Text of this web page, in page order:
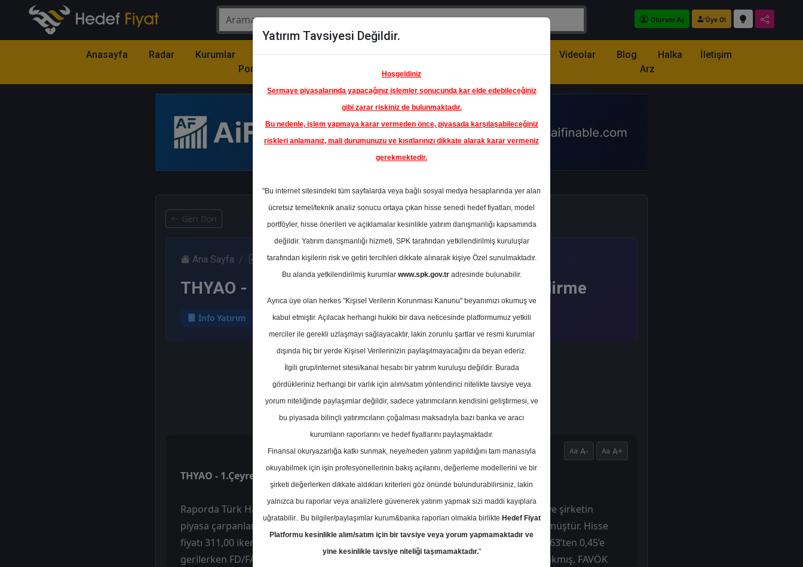
Oturum Aç Üye Ol
Anasayfa Radar Kurumlar
Model
Portföy
Hisse
Öne
Çıkanlar
Raporlar Partnerlerimiz Videolar Blog
Halka
Arz
İletişim
Geri Dön
Ana Sayfa Raporlar İnfo Yatırım Rapor Detay
THYAO - 1.Çeyrek Grafiklerle Finansal Değerlendirme
İnfo Yatırım 30 Nisan 2026
A- A+
THYAO - 1.Çeyrek Grafiklerle Finansal Değerlendirme
Raporda Türk Hava Yolları için 2026/03 dönemi verileri çeyreklik olarak sunulmuş ve şirketin
piyasa çarpanlarında belirgin bir iyileşme ile birlikte kârlılığında toparlanma görülmüştür. Hisse
fiyatı 311,00 iken 2026/03 için 314,50 olarak yer almış, F/K 3,79’dan 3,34’e, PD/DD 0,63’ten 0,45’e
gerilerken FD/FAVÖK 5,17’den 5,70’e yükselmiştir. Net borç/FAVÖK 2,51’den 3,13’e çıkmış, FAVÖK
Yatırım Tavsiyesi Değildir.
Hoşgeldiniz
Sermaye piyasalarında yapacağınız işlemler sonucunda kar elde edebileceğiniz
gibi zarar riskiniz de bulunmaktadır.
Bu nedenle, işlem yapmaya karar vermeden önce, piyasada karşılaşabileceğiniz
riskleri anlamanız, mali durumunuzu ve kısıtlarınızı dikkate alarak karar vermeniz
gerekmektedir.
"Bu internet sitesindeki tüm sayfalarda veya bağlı sosyal medya hesaplarında yer alan
ücretsiz temel/teknik analiz sonucu ortaya çıkan hisse senedi hedef fiyatları, model
portföyler, hisse önerileri ve açıklamalar kesinlikle yatırım danışmanlığı kapsamında
değildir. Yatırım danışmanlığı hizmeti, SPK tarafından yetkilendirilmiş kuruluşlar
tarafından kişilerin risk ve getiri tercihleri dikkate alınarak kişiye Özel sunulmaktadır.
Bu alanda yetkilendirilmiş kurumlar www.spk.gov.tradresinde bulunabilir.
Ayrıca üye olan herkes "Kişisel Verilerin Korunması Kanunu" beyanımızı okumuş ve
kabul etmiştir. Açılacak herhangi hukiki bir dava neticesinde platformumuz yetkili
merciler ile gerekli uzlaşmayı sağlayacaktır, lakin zorunlu şartlar ve resmi kurumlar
dışında hiç bir yerde Kişisel Verilerinizin paylaşılmayacağını da beyan ederiz.
İlgili grup/internet sitesi/kanal hesabı bir yatırım kuruluşu değildir. Burada
gördükleriniz herhangi bir varlık için alım/satım yönlendirici nitelikte tavsiye veya
yorum niteliğinde paylaşımlar değildir, sadece yatırımcıların kendisini geliştirmesi, ve
bu piyasada bilinçli yatırımcıların çoğalması maksadıyla bazı banka ve aracı
kurumların raporlarını ve hedef fiyatlarını paylaşmaktadır.
Finansal okuryazarlığa katkı sunmak, neye/neden yatırım yapıldığını tam manasıyla
okuyabilmek için işin profesyonellerinin bakış açılarını, değerleme modellerini ve bir
şirketi değerlerken dikkate aldıkları kriterleri göz önünde bulundurabilirsiniz, lakin
yalnızca bu raporlar veya analizlere güvenerek yatırım yapmak sizi maddi kayıplara
uğratabilir.. Bu bilgiler/paylaşımlar kurum&banka raporları olmakla birlikte Hedef Fiyat
Platformu kesinlikle alım/satım için bir tavsiye veya yorum yapmamaktadır ve
yine kesinlikle tavsiye niteliği taşımamaktadır."